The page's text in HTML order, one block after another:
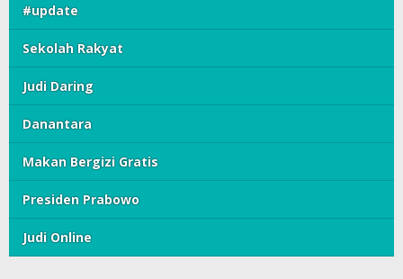
#update
Sekolah Rakyat
Judi Daring
Danantara
Makan Bergizi Gratis
Presiden Prabowo
Judi Online